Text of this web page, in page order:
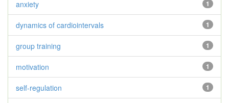
1
anxiety
1
dynamics of cardiointervals
1
group training
1
motivation
1
self-regulation